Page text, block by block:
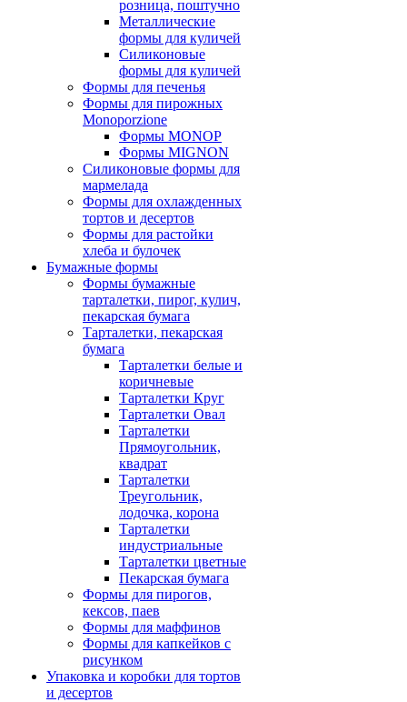
розница, поштучно
Металлические
формы для куличей
Силиконовые
формы для куличей
Формы для печенья
Формы для пирожных
Monoporzione
Формы MONOP
Формы MIGNON
Силиконовые формы для
мармелада
Формы для oхлажденных
тортов и десертов
Формы для растойки
хлеба и булочек
Бумажные формы
Формы бумажные
тарталетки, пирог, кулич,
пекарская бумага
Тарталетки, пекарская
бумага
Тарталетки белые и
коричневые
Тарталетки Круг
Тарталетки Овал
Тарталетки
Прямоугольник,
квадрат
Тарталетки
Треугольник,
лодочка, корона
Тарталетки
индустриальные
Тарталетки цветные
Пекарская бумага
Формы для пирогов,
кексов, паев
Формы для маффинов
Формы для капкейков с
рисунком
Упаковка и коробки для тортов
и десертов